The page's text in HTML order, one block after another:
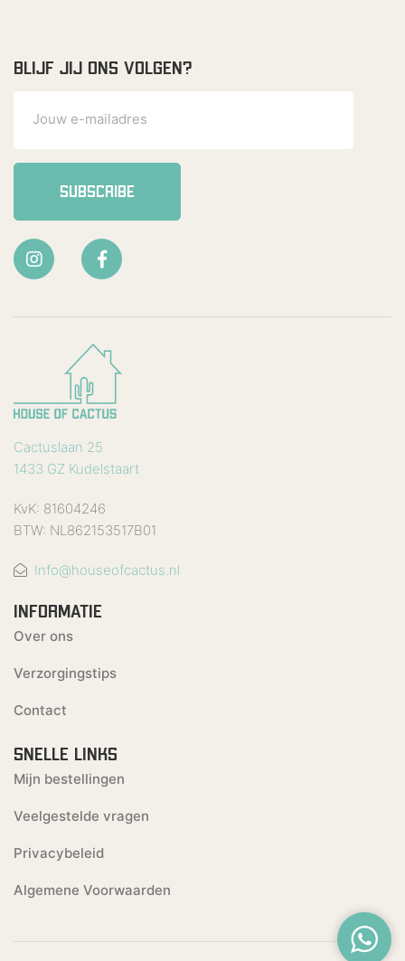
BLIJF JIJ ONS VOLGEN?
SUBSCRIBE
Cactuslaan 25
1433 GZ Kudelstaart
KvK: 81604246
BTW: NL862153517B01
Info@houseofcactus.nl
INFORMATIE
Over ons
Verzorgingstips
Contact
SNELLE LINKS
Mijn bestellingen
Veelgestelde vragen
Privacybeleid
Algemene Voorwaarden